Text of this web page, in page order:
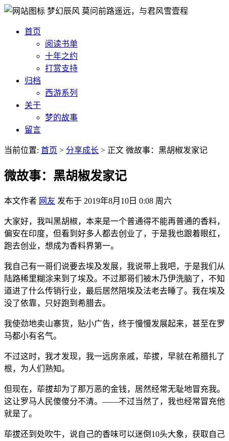
梦幻辰风 莫问前路遥远，与君风雪壹程
首页
阅读书单
十年之约
打赏支持
归档
西游系列
关于
梦的故事
留言
当前位置: 首页 > 分享成长 > 正文 微故事：黑胡椒发家记
微故事：黑胡椒发家记
本文作者 网友 发布于 2019年8月10日 0:08 周六
大家好，我叫黑胡椒，本来是一个普通得不能再普通的香料，
偏安在印度，但看到好多人都去创业了，于是我也跟着眼红，
跑去创业，想成为香料界第一。
我自己有一哥们说要去埃及发展，我说带上我吧，于是我们从
陆路稀里糊涂来到了埃及。不过那哥们被木乃伊洗脑了，不知
道进了什么传销行业，最后居然陪埃及法老去睡了。我在埃及
没了依靠，只好跑到希腊去。
我使劲地卖山寨货，贴小广告，终于慢慢发展起来，甚至在罗
马都小有名气。
不过这时，我才发现，我一远房亲戚，荜拔，早就在希腊扎了
根，为人们熟知。
但现在，荜拔却为了那万恶的金钱，居然经常无耻地冒充我。
这让罗马人民傻傻分不清。——不过当然了，我也经常冒充他
就是了。
荜拔还到处吹牛，说自己的香味可以迷倒10头大象，获取自己